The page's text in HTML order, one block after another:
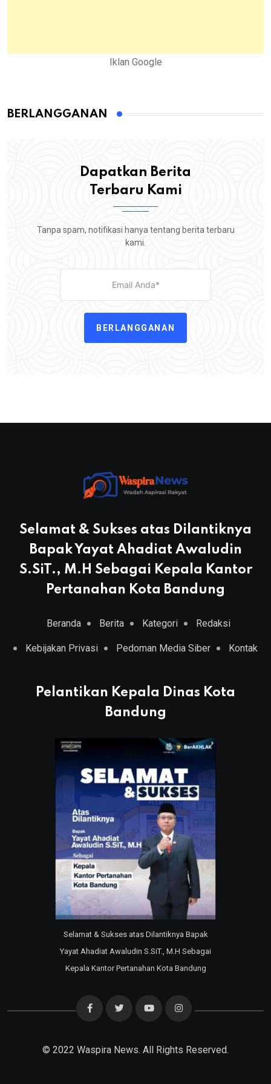
Iklan Google
BERLANGGANAN
Dapatkan Berita
Terbaru Kami
Tanpa spam, notifikasi hanya tentang berita terbaru
kami.
BERLANGGANAN
Selamat & Sukses atas Dilantiknya
Bapak Yayat Ahadiat Awaludin
S.SiT., M.H Sebagai Kepala Kantor
Pertanahan Kota Bandung
Beranda Berita Kategori Redaksi
Kebijakan Privasi Pedoman Media Siber Kontak
Pelantikan Kepala Dinas Kota
Bandung
Selamat & Sukses atas Dilantiknya Bapak
Yayat Ahadiat Awaludin S.SiT., M.H Sebagai
Kepala Kantor Pertanahan Kota Bandung
© 2022 Waspira News. All Rights Reserved.